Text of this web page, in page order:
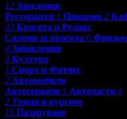
12 Заведения
Ресторанти 1 Пицарии 2
33 Красота и Релакс
Салони за красота 6
4 Забавления
3 Култура
1 Спорт и Фитнес
2 Автомобили
Автосервизи 1 Авточасти 1
2 Уроци и курсове
15 Пазаруване